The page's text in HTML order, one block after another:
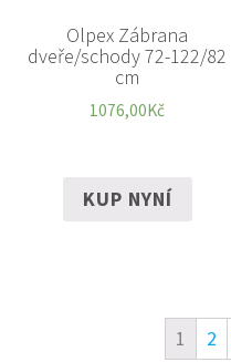
Olpex Zábrana
dveře/schody 72-122/82
cm
1076,00Kč
KUP NYNÍ
1 2